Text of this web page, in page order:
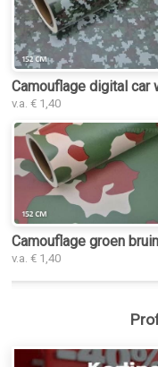
Camouflage digital car
v.a. € 1,40
Camouflage groen
v.a. € 1,40